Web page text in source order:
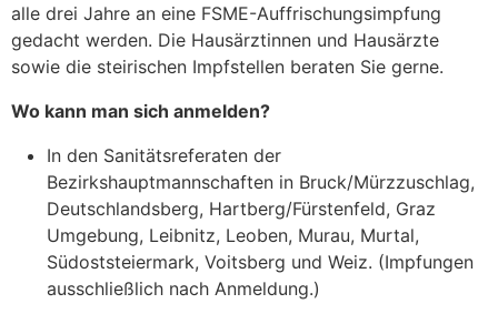
alle drei Jahre an eine FSME-Auffrischungsimpfung
gedacht werden. Die Hausärztinnen und Hausärzte
sowie die steirischen Impfstellen beraten Sie gerne.
Wo kann man sich anmelden?
In den Sanitätsreferaten der
Bezirkshauptmannschaften in Bruck/Mürzzuschlag,
Deutschlandsberg, Hartberg/Fürstenfeld, Graz
Umgebung, Leibnitz, Leoben, Murau, Murtal,
Südoststeiermark, Voitsberg und Weiz. (Impfungen
ausschließlich nach Anmeldung.)